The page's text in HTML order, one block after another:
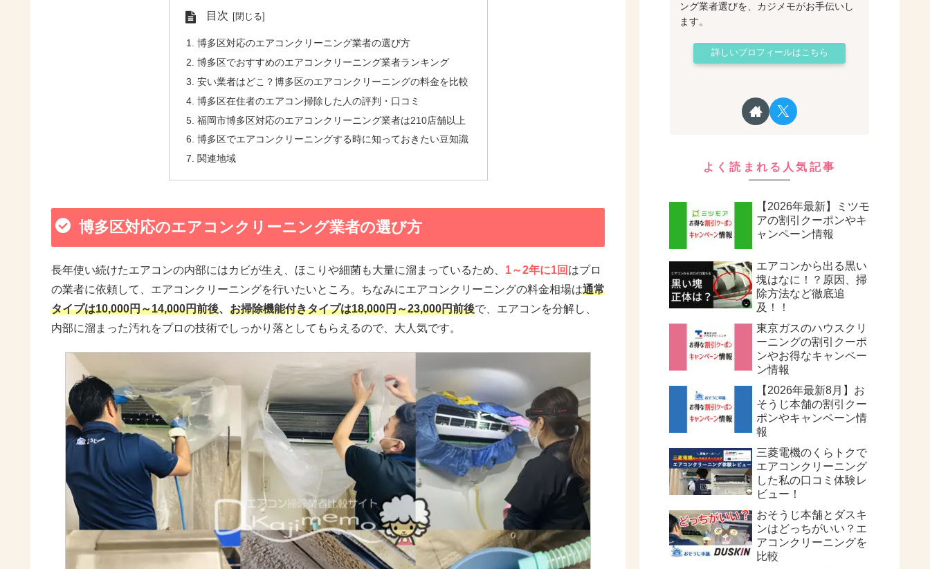
目次
博多区対応のエアコンクリーニング業者の選び方
博多区でおすすめのエアコンクリーニング業者ランキング
安い業者はどこ？博多区のエアコンクリーニングの料金を比較
博多区在住者のエアコン掃除した人の評判・口コミ
福岡市博多区対応のエアコンクリーニング業者は210店舗以上
博多区でエアコンクリーニングする時に知っておきたい豆知識
関連地域
博多区対応のエアコンクリーニング業者の選び方
長年使い続けたエアコンの内部にはカビが生え、ほこりや細菌も大量に溜まっているため、 1～2年に1回 はプロ
の業者に依頼して、エアコンクリーニングを行いたいところ。ちなみにエアコンクリーニングの料金相場は通常
タイプは10,000円～14,000円前後、 お掃除機能付きタイプは18,000円～23,000円前後で、エアコンを分解し、
内部に溜まった汚れをプロの技術でしっかり落としてもらえるので、大人気です。
ング業者選びを、カジメモがお手伝いし
ます。
詳しいプロフィールはこちら
よく読まれる人気記事
【2026年最新】ミツモ
アの割引クーポンやキ
ャンペーン情報
エアコンから出る黒い
塊はなに！？原因、掃
除方法など徹底追
及！！
東京ガスのハウスクリ
ーニングの割引クーポ
ンやお得なキャンペー
ン情報
【2026年最新8月】お
そうじ本舗の割引クー
ポンやキャンペーン情
報
三菱電機のくらトクで
エアコンクリーニング
した私の口コミ体験レ
ビュー！
おそうじ本舗とダスキ
ンはどっちがいい？エ
アコンクリーニングを
比較